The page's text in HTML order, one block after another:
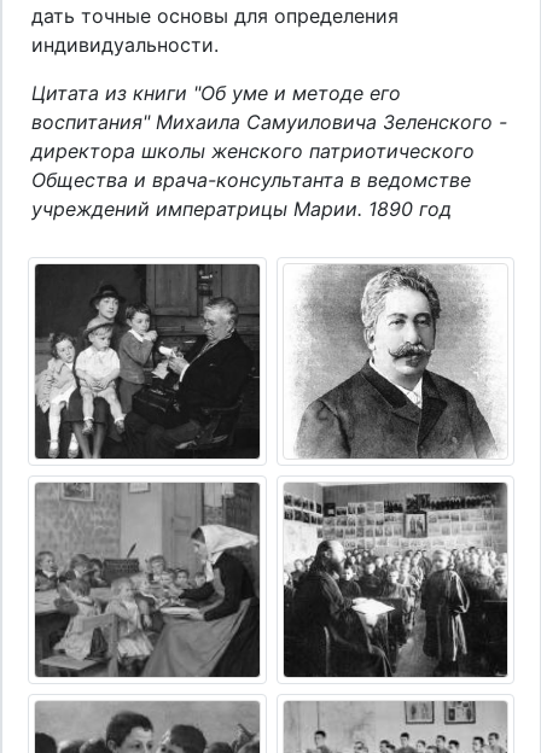
дать точные основы для определения
индивидуальности.
Цитата из книги "Об уме и методе его
воспитания" Михаила Самуиловича Зеленского -
директора школы женского патриотического
Общества и врача-консультанта в ведомстве
учреждений императрицы Марии. 1890 год